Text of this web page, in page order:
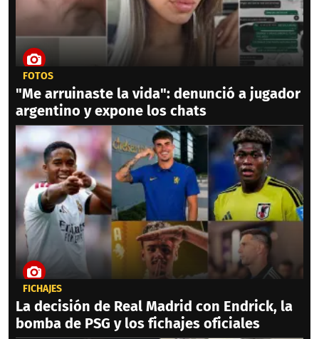
FOTOS
"Me arruinaste la vida": denunció a jugador
argentino y expone los chats
FICHAJES
La decisión de Real Madrid con Endrick, la
bomba de PSG y los fichajes oficiales